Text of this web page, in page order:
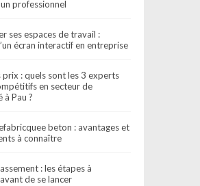
professionnel
ses espaces de travail :
écran interactif en entreprise
prix : quels sont les 3 experts
en secteur de
à Pau ?
beton : avantages et
à connaître
: les étapes à
de se lancer